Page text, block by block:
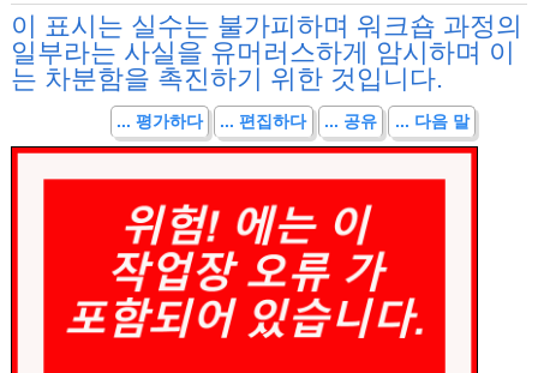
이 표시는 실수는 불가피하며 워크숍 과정의
일부라는 사실을 유머러스하게 암시하며 이
는 차분함을 촉진하기 위한 것입니다.
... 평가하다 ... 편집하다 ... 공유 ... 다음 말